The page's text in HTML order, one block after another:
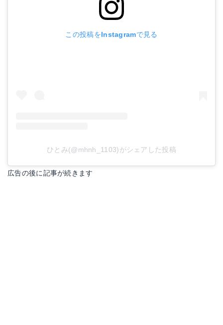
この投稿をInstagramで見る
ひとみ(@mhnh_1103)がシェアした投稿
広告の後に記事が続きます